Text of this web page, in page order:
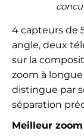
4 capteurs de
angle, deux
sur la
zoom à
distingue par
séparation
Meilleur